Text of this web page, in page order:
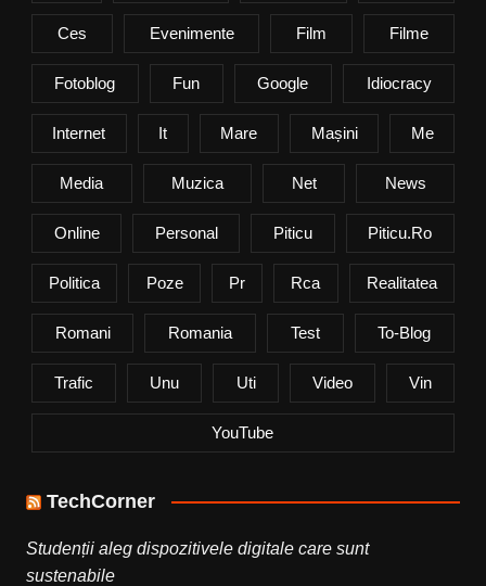
Ces Evenimente Film Filme
Fotoblog Fun Google Idiocracy
Internet It Mare Mașini Me
Media Muzica Net News
Online Personal Piticu Piticu.ro
Politica Poze Pr Rca Realitatea
Romani Romania Test To-Blog
Trafic Unu Uti Video Vin
YouTube
TechCorner
Studenții aleg dispozitivele digitale care sunt
sustenabile